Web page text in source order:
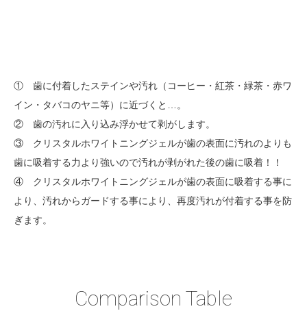
① 歯に付着したステインや汚れ（コーヒー・紅茶・緑茶・赤ワ
イン・タバコのヤニ等）に近づくと…。
② 歯の汚れに入り込み浮かせて剥がします。
③ クリスタルホワイトニングジェルが歯の表面に汚れのよりも
歯に吸着する力より強いので汚れが剥がれた後の歯に吸着！！
④ クリスタルホワイトニングジェルが歯の表面に吸着する事に
より、汚れからガードする事により、再度汚れが付着する事を防
ぎます。
Comparison Table